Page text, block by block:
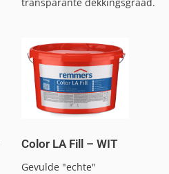
transparante dekkingsgraad.
Color LA Fill – WIT
Gevulde "echte"